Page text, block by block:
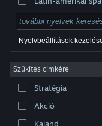
védjegyek jogos tulajdonosaiké az
szabályzat
| Jogi információk
Steam előfizetői szerződés
Nyelvbeállítások
Szűkítés címkére
Stratégia
Akció
Kaland